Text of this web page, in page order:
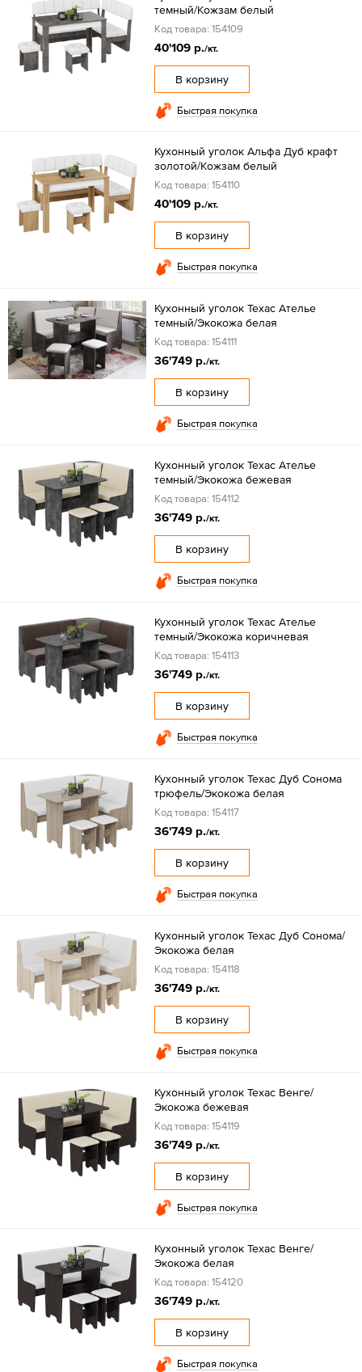
темный/Кожзам белый
Код товара: 154109
40'109 р./кт.
В корзину
Быстрая покупка
Кухонный уголок Альфа Дуб крафт
золотой/Кожзам белый
Код товара: 154110
40'109 р./кт.
В корзину
Быстрая покупка
Кухонный уголок Техас Ателье
темный/Экокожа белая
Код товара: 154111
36'749 р./кт.
В корзину
Быстрая покупка
Кухонный уголок Техас Ателье
темный/Экокожа бежевая
Код товара: 154112
36'749 р./кт.
В корзину
Быстрая покупка
Кухонный уголок Техас Ателье
темный/Экокожа коричневая
Код товара: 154113
36'749 р./кт.
В корзину
Быстрая покупка
Кухонный уголок Техас Дуб Сонома
трюфель/Экокожа белая
Код товара: 154117
36'749 р./кт.
В корзину
Быстрая покупка
Кухонный уголок Техас Дуб Сонома/
Экокожа белая
Код товара: 154118
36'749 р./кт.
В корзину
Быстрая покупка
Кухонный уголок Техас Венге/
Экокожа бежевая
Код товара: 154119
36'749 р./кт.
В корзину
Быстрая покупка
Кухонный уголок Техас Венге/
Экокожа белая
Код товара: 154120
36'749 р./кт.
В корзину
Быстрая покупка